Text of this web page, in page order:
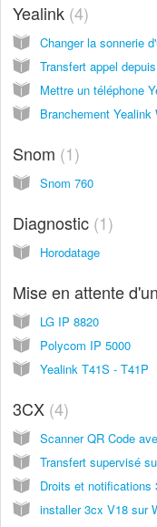
Yealink 4
Changer la sonnerie
Transfert appel
Mettre un téléphone
Branchement Yealink
Snom 1
Snom 760
Diagnostic 1
Horodatage
Mise en attente
LG IP 8820
Polycom IP 5000
Yealink T41S - T41P
3CX 4
Scanner QR Code
Transfert supervisé
Droits et notifications
installer 3cx V18 sur